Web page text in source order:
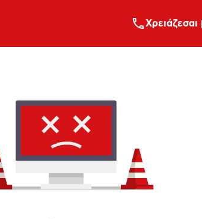
Xρειάζεσαι